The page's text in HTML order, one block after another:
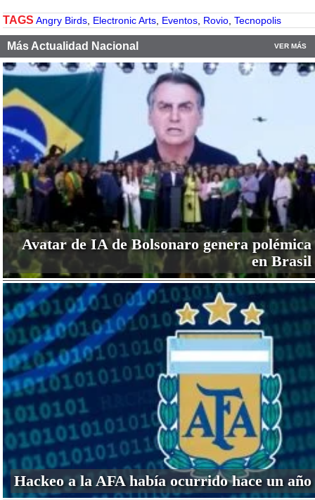
TAGS Angry Birds Electronic Arts Eventos Rovio Tecnopolis
Más Actualidad Nacional VER MÁS
Avatar de IA de Bolsonaro genera polémica
en Brasil
Hackeo a la AFA había ocurrido hace un año